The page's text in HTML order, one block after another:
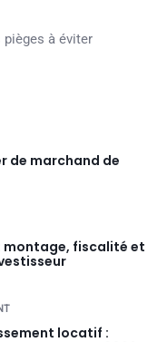
à éviter
de marchand de
montage, fiscalité et
locatif :